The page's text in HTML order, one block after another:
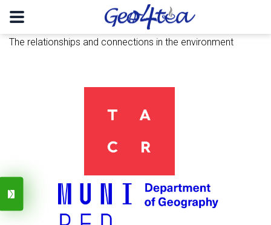
The relationships and connections in the environment